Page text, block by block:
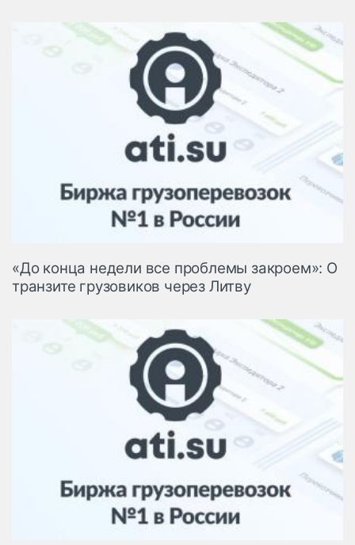
«До конца недели все проблемы закроем»: О
транзите грузовиков через Литву